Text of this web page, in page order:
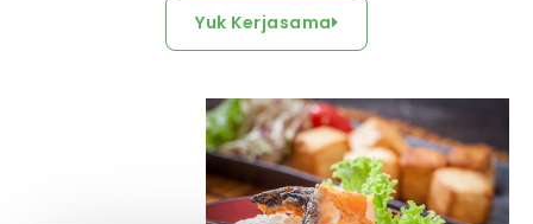
Yuk Kerjasama